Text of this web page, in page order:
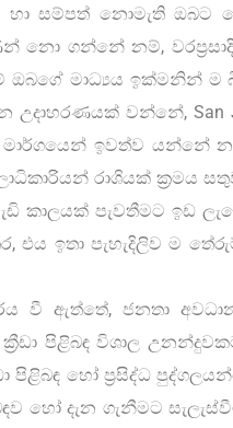
හා සම්පත් නොමැති ඔබට
නො ගන්නේ නම්,
ඔබගේ මාධ්‍යය ඉක්මනින් ම
වන්නේ, San
ඉවත්ව යන්නේ
රාශියක් ක‍්‍රමය
කාලයක් පැවතීමට ඉඩ
එය ඉතා පැහැදිලිව ම
වී ඇත්තේ, ජනතා
පිළිබඳ විශාල
පිළිබඳ හෝ ප්‍රසිද්ධ
හෝ දැන ගැනීමට